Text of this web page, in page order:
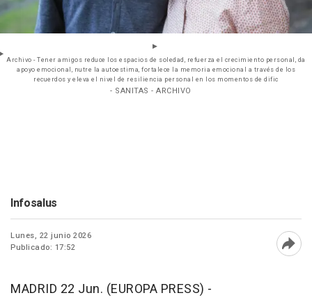
Archivo - Tener amigos reduce los espacios de soledad, refuerza el crecimiento personal, da
apoyo emocional, nutre la autoestima, fortalece la memoria emocional a través de los
recuerdos y eleva el nivel de resiliencia personal en los momentos de dific
- SANITAS - ARCHIVO
Infosalus
Lunes, 22 junio 2026
Publicado: 17:52
MADRID 22 Jun. (EUROPA PRESS) -